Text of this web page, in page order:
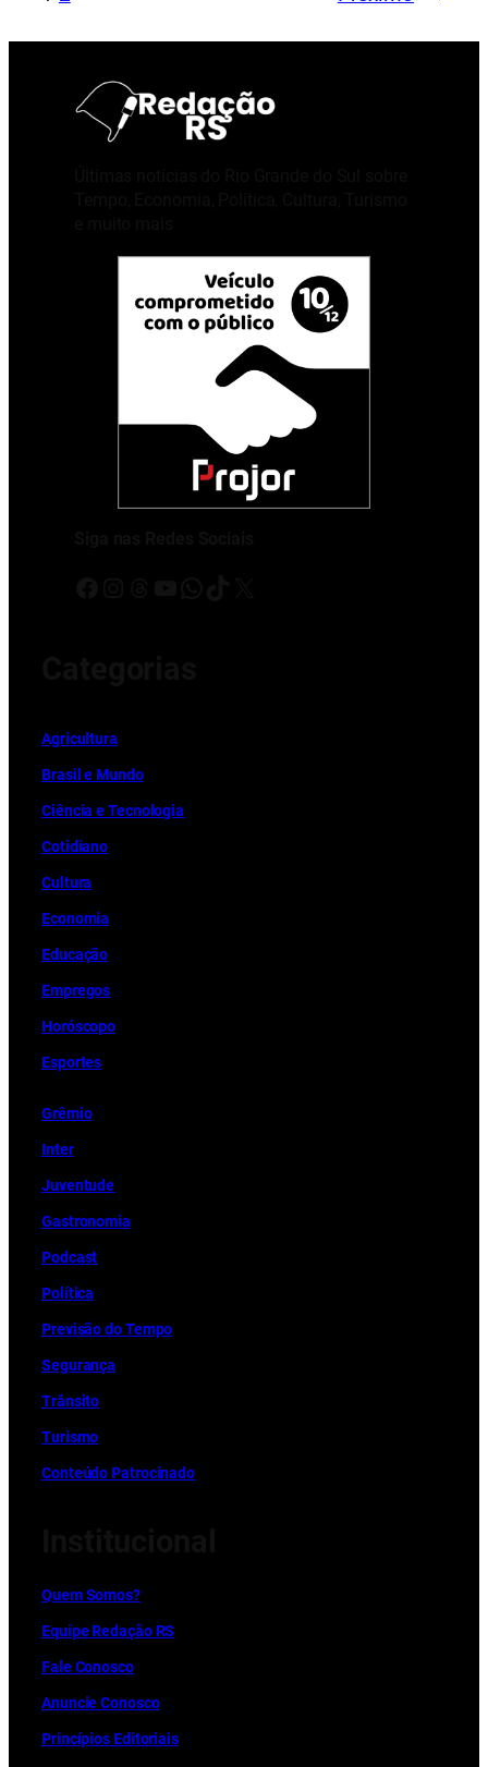
Agricultura
Brasil e Mundo
Ciência e Tecnologia
Cotidiano
Cultura
Economia
Educação
Empregos
Horóscopo
Esportes
Grêmio
Inter
Juventude
Gastronomia
Podcast
Política
Previsão do Tempo
Segurança
Trânsito
Turismo
Conteúdo Patrocinado
Quem Somos?
Equipe Redação RS
Fale Conosco
Anuncie Conosco
Princípios Editoriais